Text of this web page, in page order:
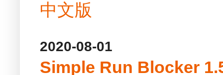
中文版
2020-08-01
Simple Run Blocker